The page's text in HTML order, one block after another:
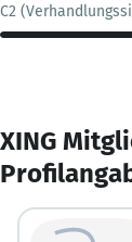
C2
XING